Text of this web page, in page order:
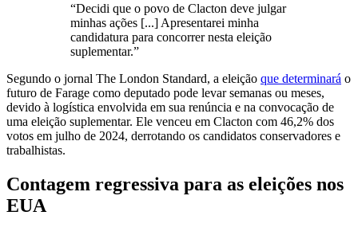
“Decidi que o povo de Clacton deve julgar
minhas ações [...] Apresentarei minha
candidatura para concorrer nesta eleição
suplementar.”
Segundo o jornal The London Standard, a eleição que determinará o
futuro de Farage como deputado pode levar semanas ou meses,
devido à logística envolvida em sua renúncia e na convocação de
uma eleição suplementar. Ele venceu em Clacton com 46,2% dos
votos em julho de 2024, derrotando os candidatos conservadores e
trabalhistas.
Contagem regressiva para as eleições nos
EUA